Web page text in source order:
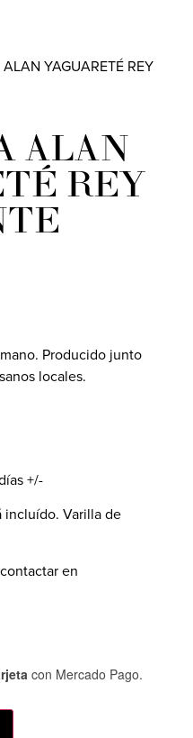
YAGUARETÉ REY
ALAN
REY
Producido junto
locales.
+/-
incluído. Varilla de
en
con Mercado Pago.